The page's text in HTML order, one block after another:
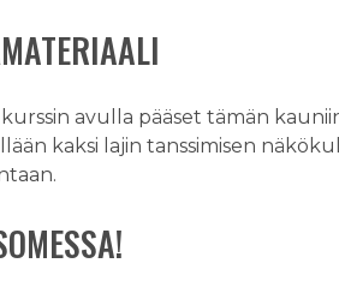
avulla pääset tämän
kaksi lajin tanssimisen